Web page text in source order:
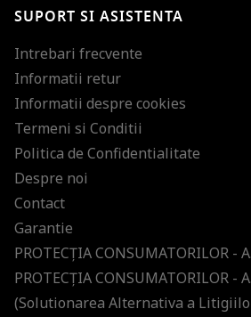
SUPORT SI ASISTENTA
Intrebari frecvente
Informatii retur
Informatii despre cookies
Termeni si Conditii
Politica de Confidentialitate
Despre noi
Contact
Garantie
PROTECŢIA CONSUMATORILOR -
PROTECŢIA CONSUMATORILOR -
(Solutionarea Alternativa a